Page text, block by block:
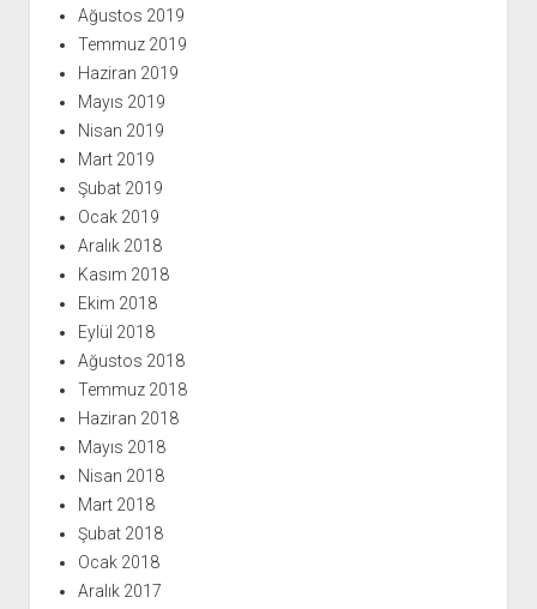
Ağustos 2019
Temmuz 2019
Haziran 2019
Mayıs 2019
Nisan 2019
Mart 2019
Şubat 2019
Ocak 2019
Aralık 2018
Kasım 2018
Ekim 2018
Eylül 2018
Ağustos 2018
Temmuz 2018
Haziran 2018
Mayıs 2018
Nisan 2018
Mart 2018
Şubat 2018
Ocak 2018
Aralık 2017